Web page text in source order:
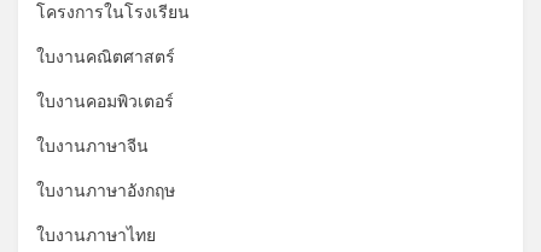
โครงการในโรงเรียน
ใบงานคณิตศาสตร์
ใบงานคอมพิวเตอร์
ใบงานภาษาจีน
ใบงานภาษาอังกฤษ
ใบงานภาษาไทย